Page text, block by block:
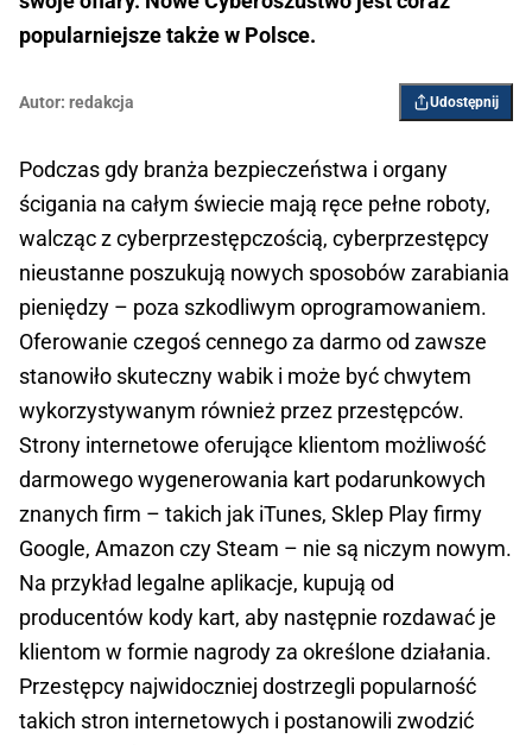
popularniejsze także w Polsce.
Autor: redakcja Udostępnij
Podczas gdy branża bezpieczeństwa i organy
ścigania na całym świecie mają ręce pełne roboty,
walcząc z cyberprzestępczością, cyberprzestępcy
nieustanne poszukują nowych sposobów zarabiania
pieniędzy – poza szkodliwym oprogramowaniem.
Oferowanie czegoś cennego za darmo od zawsze
stanowiło skuteczny wabik i może być chwytem
wykorzystywanym również przez przestępców.
Strony internetowe oferujące klientom możliwość
darmowego wygenerowania kart podarunkowych
znanych firm – takich jak iTunes, Sklep Play firmy
Google, Amazon czy Steam – nie są niczym nowym.
Na przykład legalne aplikacje, kupują od
producentów kody kart, aby następnie rozdawać je
klientom w formie nagrody za określone działania.
Przestępcy najwidoczniej dostrzegli popularność
takich stron internetowych i postanowili zwodzić